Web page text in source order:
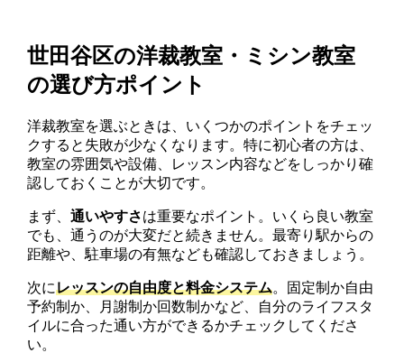
世田谷区の洋裁教室・ミシン教室
の選び方ポイント
洋裁教室を選ぶときは、いくつかのポイントをチェッ
クすると失敗が少なくなります。特に初心者の方は、
教室の雰囲気や設備、レッスン内容などをしっかり確
認しておくことが大切です。
まず、通いやすさは重要なポイント。いくら良い教室
でも、通うのが大変だと続きません。最寄り駅からの
距離や、駐車場の有無なども確認しておきましょう。
次にレッスンの自由度と料金システム。固定制か自由
予約制か、月謝制か回数制かなど、自分のライフスタ
イルに合った通い方ができるかチェックしてくださ
い。